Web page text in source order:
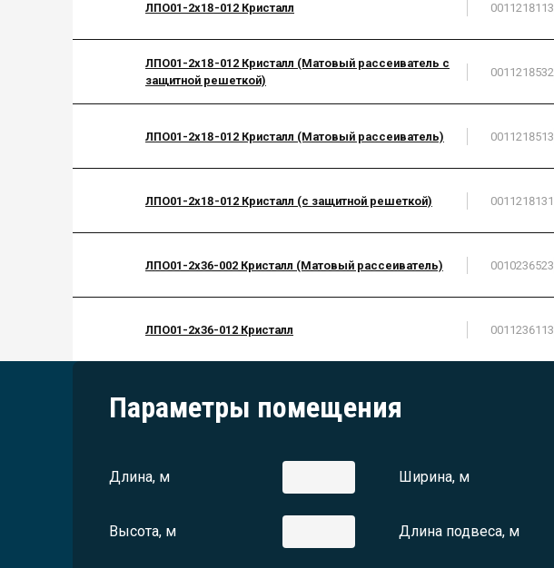
ЛПО01-2х18-012 Кристалл 0011218113
ЛПО01-2х18-012 Кристалл (Матовый рассеиватель с
защитной решеткой)
0011218532
ЛПО01-2х18-012 Кристалл (Матовый рассеиватель) 0011218513
ЛПО01-2х18-012 Кристалл (с защитной решеткой) 0011218131
ЛПО01-2х36-002 Кристалл (Матовый рассеиватель) 0010236523
ЛПО01-2х36-012 Кристалл 0011236113
Параметры помещения
Длина, м Ширина, м
Высота, м Длина подвеса, м